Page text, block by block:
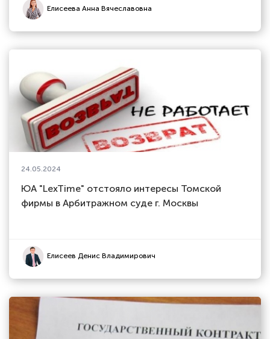
Елисеева Анна Вячеславовна
24.05.2024
ЮА "LexTime" отстояло интересы Томской
фирмы в Арбитражном суде г. Москвы
Елисеев Денис Владимирович